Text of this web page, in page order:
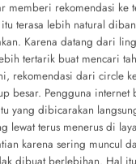
memberi rekomendasi ke
terasa lebih natural
Karena datang dari
tertarik buat mencari
rekomendasi dari circle
besar. Pengguna internet
yang dibicarakan
lewat terus menerus di
karena sering muncul